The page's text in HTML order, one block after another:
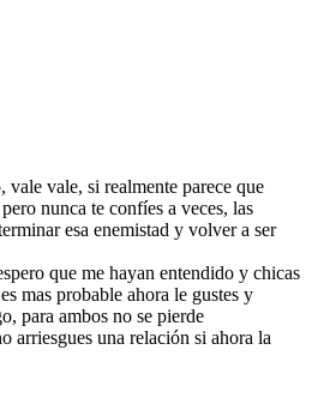
vale vale, si realmente parece que
nunca te confíes a veces, las
esa enemistad y volver a ser
que me hayan entendido y chicas
mas probable ahora le gustes y
para ambos no se pierde
arriesgues una relación si ahora la